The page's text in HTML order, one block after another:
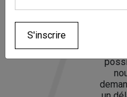
préférées
en ligne
S'inscrire